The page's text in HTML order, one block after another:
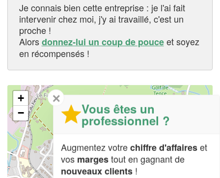
Je connais bien cette entreprise : je l'ai fait
intervenir chez moi, j'y ai travaillé, c'est un
proche !
Alorsdonnez-lui un coup de pouceet soyez
en récompensés !
+
−
✕
Vous êtes un
professionnel ?
Augmentez votrechiffre d'affaireset
vos margestout en gagnant de
nouveaux clients !